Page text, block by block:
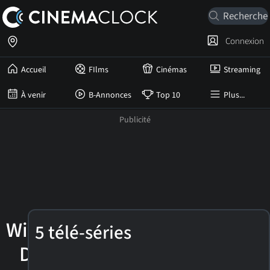
Accueil FIlms Cinémas Streaming
À venir B-Annonces Top 10 Plus...
Connexion
Winston
Duke
5 télé-séries